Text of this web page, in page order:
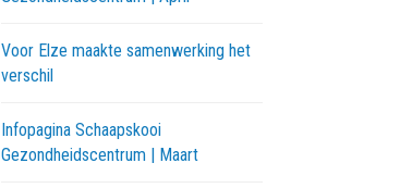
Voor Elze maakte samenwerking het
verschil
Infopagina Schaapskooi
Gezondheidscentrum | Maart